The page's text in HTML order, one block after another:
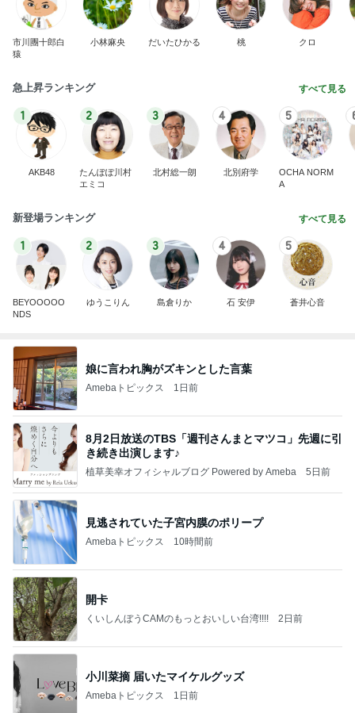
市川團十郎白
猿
小林麻央 だいたひかる 桃 クロ
急上昇ランキング すべて見る
1
AKB48
2
たんぽぽ川村
エミコ
3
北村総一朗
4
北別府学
5
OCHA NORM
A
新登場ランキング すべて見る
1
BEYOOOOO
NDS
2
ゆうこりん
3
島倉りか
4
石 安伊
5
蒼井心音
娘に言われ胸がズキンとした言葉
Amebaトピックス 1日前
8月2日放送のTBS「週刊さんまとマツコ」先週に引
き続き出演します♪
植草美幸オフィシャルブログ Powered by Ameba 5日前
見逃されていた子宮内膜のポリープ
Amebaトピックス 10時間前
開卡
くいしんぼうCAMのもっとおいしい台湾!!!! 2日前
小川菜摘 届いたマイケルグッズ
Amebaトピックス 1日前